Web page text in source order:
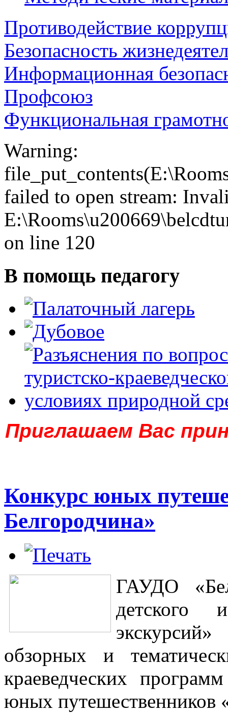
Противодействие
Безопасность
Информационная
Профсоюз
Функциональная
Warning:
failed to open stream:
on line 120
В помощь педагогу
Приглашаем Вас
Конкурс юных
Белгородчина»
ГАУДО
детского
обзорных и
краеведческих
юных путешественников